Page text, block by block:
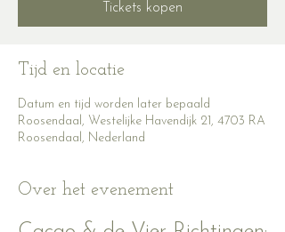
Tickets kopen
Tijd en locatie
Datum en tijd worden later bepaald
Roosendaal, Westelijke Havendijk 21, 4703 RA
Roosendaal, Nederland
Over het evenement